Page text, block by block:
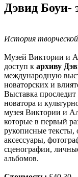
Дэвид Боуи-
История
Музей Виктории и
доступ к архиву
международную
новаторских и
Выставка проследит
новатора и
музея Виктории и
которые в первый
рукописные
аксессуары,
сценографии,
альбомов.